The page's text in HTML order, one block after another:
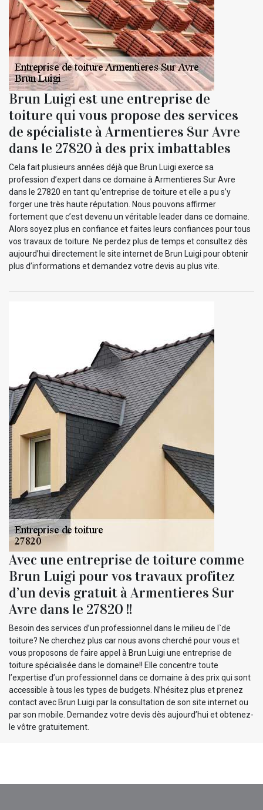
Brun Luigi est une entreprise de
toiture qui vous propose des services
de spécialiste à Armentieres Sur Avre
dans le 27820 à des prix imbattables
Cela fait plusieurs années déjà que Brun Luigi exerce sa
profession d’expert dans ce domaine à Armentieres Sur Avre
dans le 27820 en tant qu’entreprise de toiture et elle a pu s’y
forger une très haute réputation. Nous pouvons affirmer
fortement que c’est devenu un véritable leader dans ce domaine.
Alors soyez plus en confiance et faites leurs confiances pour tous
vos travaux de toiture. Ne perdez plus de temps et consultez dès
aujourd’hui directement le site internet de Brun Luigi pour obtenir
plus d’informations et demandez votre devis au plus vite.
Avec une entreprise de toiture comme
Brun Luigi pour vos travaux profitez
d’un devis gratuit à Armentieres Sur
Avre dans le 27820 !!
Besoin des services d’un professionnel dans le milieu de l`de
toiture? Ne cherchez plus car nous avons cherché pour vous et
vous proposons de faire appel à Brun Luigi une entreprise de
toiture spécialisée dans le domaine!! Elle concentre toute
l’expertise d’un professionnel dans ce domaine à des prix qui sont
accessible à tous les types de budgets. N’hésitez plus et prenez
contact avec Brun Luigi par la consultation de son site internet ou
par son mobile. Demandez votre devis dès aujourd’hui et obtenez-
le vôtre gratuitement.